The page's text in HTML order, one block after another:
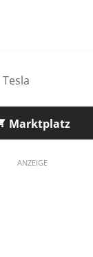
Tesla
Marktplatz
ANZEIGE